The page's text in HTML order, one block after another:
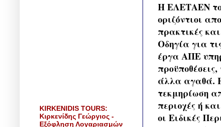
Η ΕΛΕΤΑΕΝ
οριζόντιοι
πρακτικές
Οδηγία για
έργα ΑΠΕ
άλλα αγαθά.
τεκμηρίωση
περιοχές ή
οι Ειδικές
KIRKENIDIS TOURS:
Κιρκενίδης Γεώργιος -
Εξόφληση Λογαριασμών